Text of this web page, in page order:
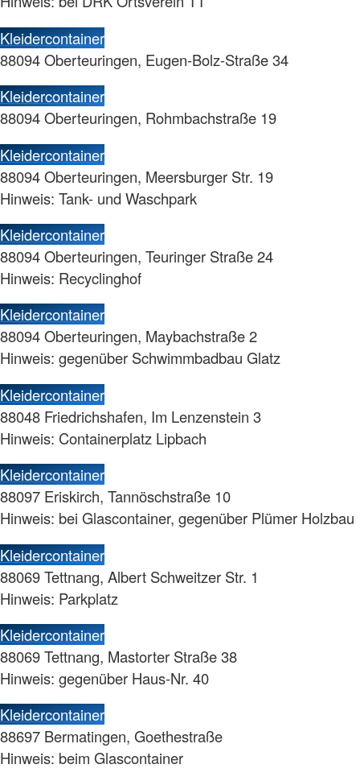
Kleidercontainer
88094 Oberteuringen, Eugen-Bolz-Straße 34
Kleidercontainer
88094 Oberteuringen, Rohmbachstraße 19
Kleidercontainer
88094 Oberteuringen, Meersburger Str. 19
Hinweis: Tank- und Waschpark
Kleidercontainer
88094 Oberteuringen, Teuringer Straße 24
Hinweis: Recyclinghof
Kleidercontainer
88094 Oberteuringen, Maybachstraße 2
Hinweis: gegenüber Schwimmbadbau Glatz
Kleidercontainer
88048 Friedrichshafen, Im Lenzenstein 3
Hinweis: Containerplatz Lipbach
Kleidercontainer
88097 Eriskirch, Tannöschstraße 10
Hinweis: bei Glascontainer, gegenüber Plümer Holzbau
Kleidercontainer
88069 Tettnang, Albert Schweitzer Str. 1
Hinweis: Parkplatz
Kleidercontainer
88069 Tettnang, Mastorter Straße 38
Hinweis: gegenüber Haus-Nr. 40
Kleidercontainer
88697 Bermatingen, Goethestraße
Hinweis: beim Glascontainer